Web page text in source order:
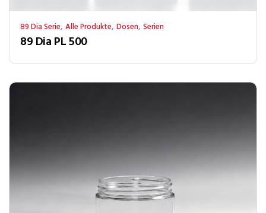
89 Dia Serie, Alle Produkte, Dosen, Serien
89 Dia PL 500